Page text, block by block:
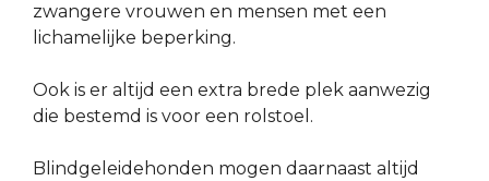
zwangere vrouwen en mensen met een
lichamelijke beperking.
Ook is er altijd een extra brede plek aanwezig
die bestemd is voor een rolstoel.
Blindgeleidehonden mogen daarnaast altijd